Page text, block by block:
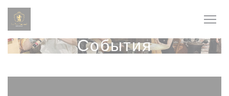
Панель управления cookies
События